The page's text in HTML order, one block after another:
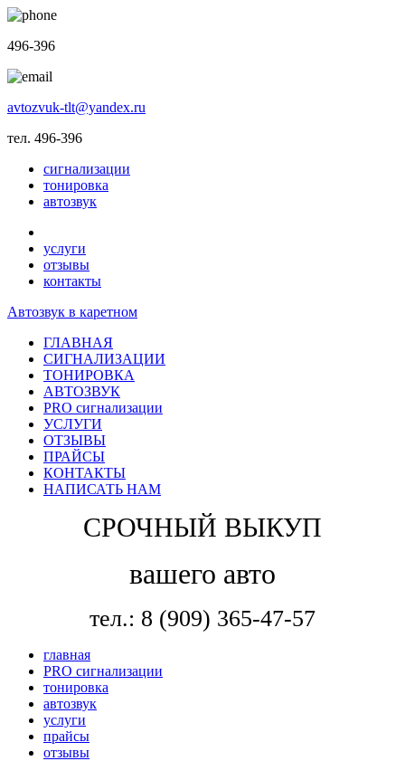
496-396
avtozvuk-tlt@yandex.ru
тел. 496-396
сигнализации
тонировка
автозвук
услуги
отзывы
контакты
Автозвук в каретном
ГЛАВНАЯ
СИГНАЛИЗАЦИИ
ТОНИРОВКА
АВТОЗВУК
PRO сигнализации
УСЛУГИ
ОТЗЫВЫ
ПРАЙСЫ
КОНТАКТЫ
НАПИСАТЬ НАМ
СРОЧНЫЙ ВЫКУП
вашего авто
тел.: 8 (909) 365-47-57
главная
PRO сигнализации
тонировка
автозвук
услуги
прайсы
отзывы